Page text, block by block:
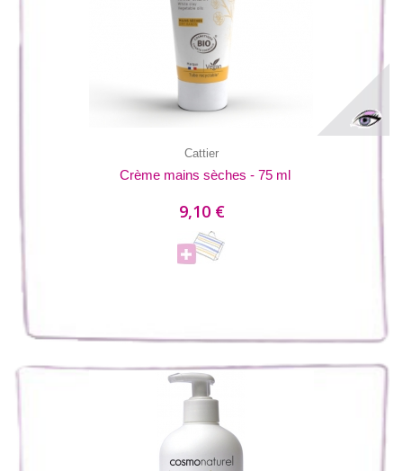
Cattier
Crème mains sèches - 75 ml
9,10 €